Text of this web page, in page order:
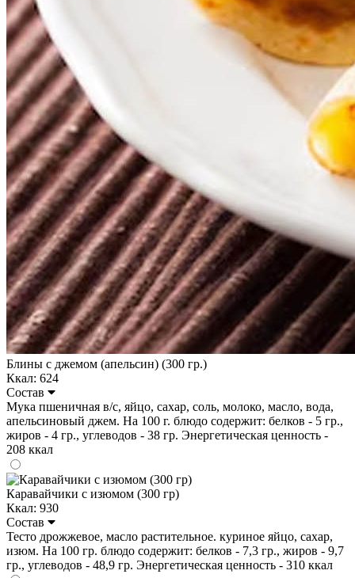
Блины с джемом (апельсин) (300 гр.)
Ккал: 624
Состав
Мука пшеничная в/с, яйцо, сахар, соль, молоко, масло, вода,
апельсиновый джем. На 100 г. блюдо содержит: белков - 5 гр.,
жиров - 4 гр., углеводов - 38 гр. Энергетическая ценность -
208 ккал
Каравайчики с изюмом (300 гр)
Ккал: 930
Состав
Тесто дрожжевое, масло растительное. куриное яйцо, сахар,
изюм. На 100 гр. блюдо содержит: белков - 7,3 гр., жиров - 9,7
гр., углеводов - 48,9 гр. Энергетическая ценность - 310 ккал